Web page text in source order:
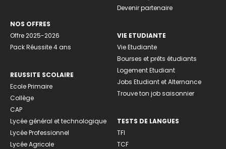
NOS OFFRES
Offre 2025-2026
Pack Réussite 4 ans
REUSSITE SCOLAIRE
Ecole Primaire
Collège
CAP
Lycée général et technologique
Lycée Professionnel
Lycée Agricole
Devenir partenaire
VIE ETUDIANTE
Vie Etudiante
Bourses et prêts étudiants
Logement Etudiant
Jobs Etudiant et Alternance
Trouve ton job saisonnier
TESTS DE LANGUES
TFI
TCF